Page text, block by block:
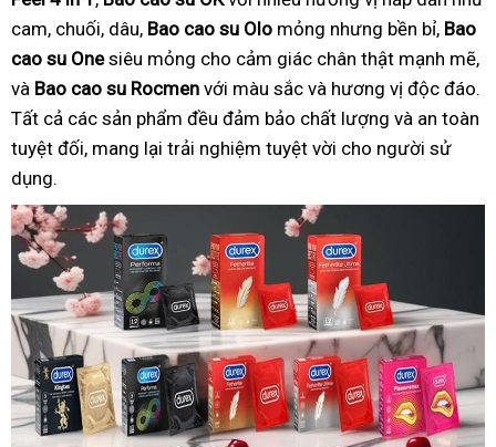
cam, chuối, dâu, Bao cao su Olo mỏng nhưng bền bỉ, Bao
cao su Onesiêu mỏng cho cảm giác chân thật mạnh mẽ,
và Bao cao su Rocmen với màu sắc và hương vị độc đáo.
Tất cả các sản phẩm đều đảm bảo chất lượng và an toàn
tuyệt đối, mang lại trải nghiệm tuyệt vời cho người sử
dụng.